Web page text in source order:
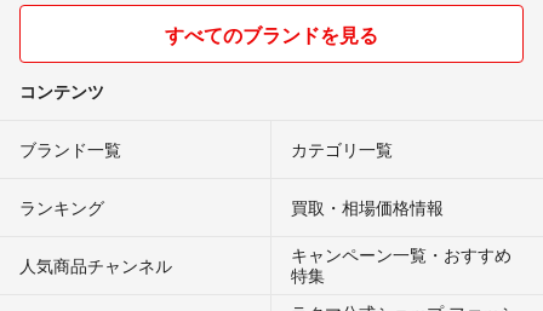
すべてのブランドを見る
コンテンツ
ブランド一覧 カテゴリ一覧
ランキング 買取・相場価格情報
人気商品チャンネル
キャンペーン一覧・おすすめ
特集